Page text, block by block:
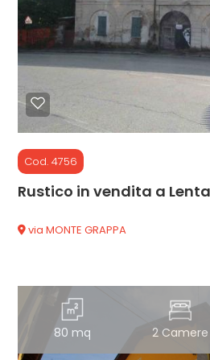
Cod. 4756
Rustico in vendita a
via MONTE GRAPPA
80 mq 2 Camere
4
5
5+
Camere
minime
Qualsiasi